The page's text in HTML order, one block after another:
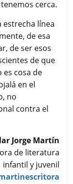
cerca.
estrecha línea
de esa
de ser esos
de que
es cosa de
en el
no
contra el
Jorge Martín
de literatura
infantil y juvenil